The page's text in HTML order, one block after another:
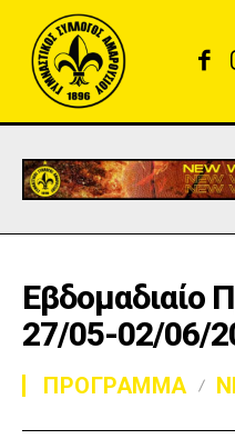
Εβδομαδιαίο
27/05-02/06/
ΠΡΟΓΡΑΜΜΑ